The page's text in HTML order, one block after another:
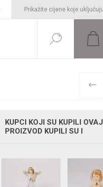
KUPCI KOJI SU KUPILI OVAJ
PROIZVOD KUPILI SU I